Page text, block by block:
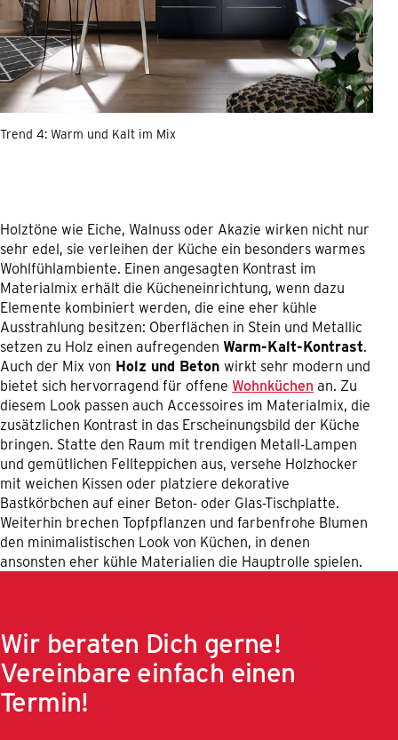
Trend 4: Warm und Kalt im Mix
Holztöne wie Eiche, Walnuss oder Akazie wirken nicht nur
sehr edel, sie verleihen der Küche ein besonders warmes
Wohlfühlambiente. Einen angesagten Kontrast im
Materialmix erhält die Kücheneinrichtung, wenn dazu
Elemente kombiniert werden, die eine eher kühle
Ausstrahlung besitzen: Oberflächen in Stein und Metallic
setzen zu Holz einen aufregenden Warm-Kalt-Kontrast.
Auch der Mix von Holz und Beton wirkt sehr modern und
bietet sich hervorragend für offene Wohnküchen an. Zu
diesem Look passen auch Accessoires im Materialmix, die
zusätzlichen Kontrast in das Erscheinungsbild der Küche
bringen. Statte den Raum mit trendigen Metall-Lampen
und gemütlichen Fellteppichen aus, versehe Holzhocker
mit weichen Kissen oder platziere dekorative
Bastkörbchen auf einer Beton- oder Glas-Tischplatte.
Weiterhin brechen Topfpflanzen und farbenfrohe Blumen
den minimalistischen Look von Küchen, in denen
ansonsten eher kühle Materialien die Hauptrolle spielen.
Wir beraten Dich gerne!
Vereinbare einfach einen
Termin!